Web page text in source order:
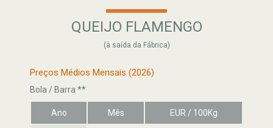
QUEIJO FLAMENGO
(à saída da Fábrica)
Preços Médios Mensais (2026)
Bola / Barra **
Ano Mês EUR / 100Kg